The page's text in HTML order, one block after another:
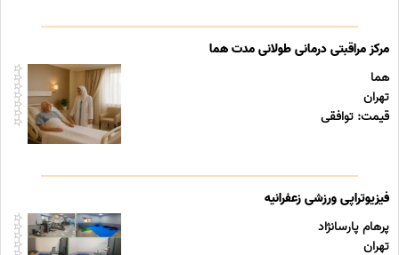
مرکز مراقبتی درمانی طولانی مدت هما
هما
تهران
قیمت: توافقی
فیزیوتراپی ورزشی زعفرانیه
پرهام پارسانژاد
تهران